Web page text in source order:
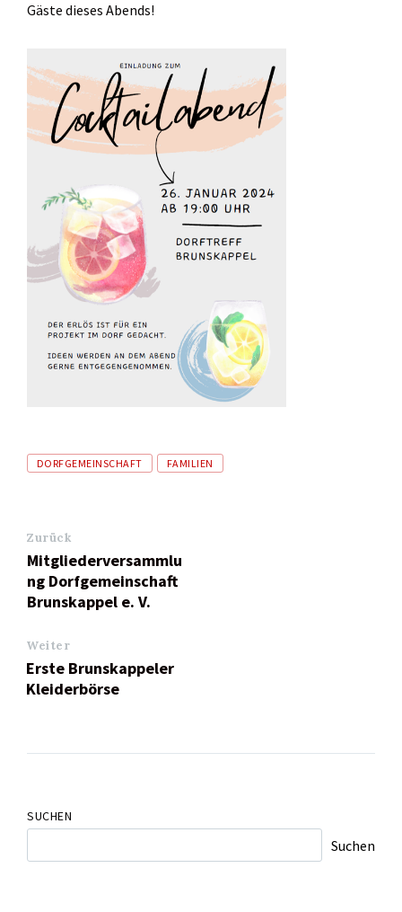
Gäste dieses Abends!
Tags
DORFGEMEINSCHAFT FAMILIEN
Zurück
Mitgliederversammlu
ng Dorfgemeinschaft
Brunskappel e. V.
Weiter
Erste Brunskappeler
Kleiderbörse
SUCHEN
Suchen